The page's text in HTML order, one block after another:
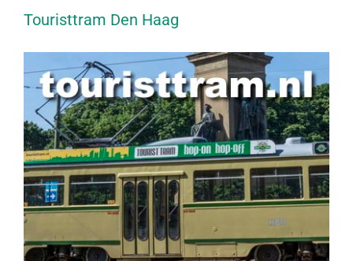
Touristtram Den Haag